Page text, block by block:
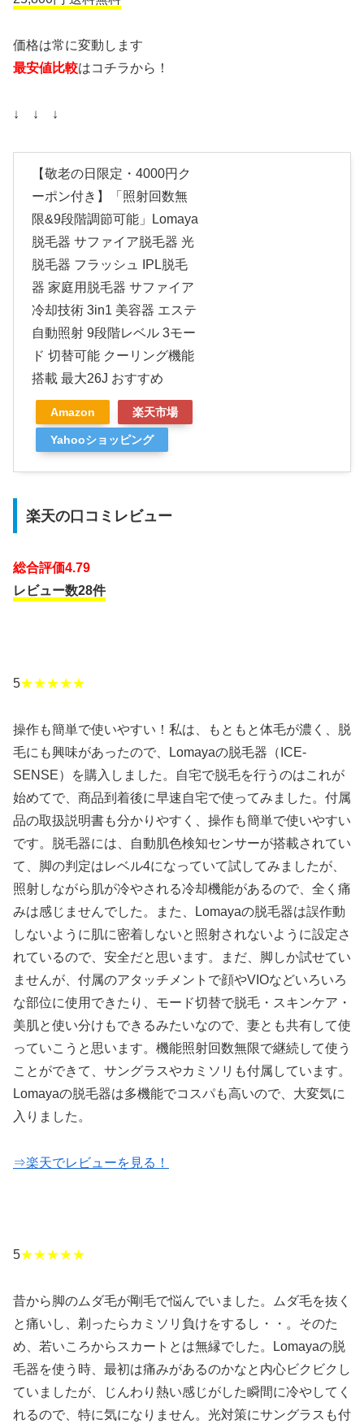
価格は常に変動します
最安値比較はコチラから！
↓ ↓ ↓
【敬老の日限定・4000円ク
ーポン付き】「照射回数無
限&9段階調節可能」Lomaya
脱毛器 サファイア脱毛器 光
脱毛器 フラッシュ IPL脱毛
器 家庭用脱毛器 サファイア
冷却技術 3in1 美容器 エステ
自動照射 9段階レベル 3モー
ド 切替可能 クーリング機能
搭載 最大26J おすすめ
Amazon 楽天市場
Yahooショッピング
楽天の口コミレビュー
総合評価4.79
レビュー数28件
5★★★★★
操作も簡単で使いやすい！私は、もともと体毛が濃く、脱
毛にも興味があったので、Lomayaの脱毛器（ICE-
SENSE）を購入しました。自宅で脱毛を行うのはこれが
始めてで、商品到着後に早速自宅で使ってみました。付属
品の取扱説明書も分かりやすく、操作も簡単で使いやすい
です。脱毛器には、自動肌色検知センサーが搭載されてい
て、脚の判定はレベル4になっていて試してみましたが、
照射しながら肌が冷やされる冷却機能があるので、全く痛
みは感じませんでした。また、Lomayaの脱毛器は誤作動
しないように肌に密着しないと照射されないように設定さ
れているので、安全だと思います。まだ、脚しか試せてい
ませんが、付属のアタッチメントで顔やVIOなどいろいろ
な部位に使用できたり、モード切替で脱毛・スキンケア・
美肌と使い分けもできるみたいなので、妻とも共有して使
っていこうと思います。機能照射回数無限で継続して使う
ことができて、サングラスやカミソリも付属しています。
Lomayaの脱毛器は多機能でコスパも高いので、大変気に
入りました。
⇒楽天でレビューを見る！
5★★★★★
昔から脚のムダ毛が剛毛で悩んでいました。ムダ毛を抜く
と痛いし、剃ったらカミソリ負けをするし・・。そのた
め、若いころからスカートとは無縁でした。Lomayaの脱
毛器を使う時、最初は痛みがあるのかなと内心ビクビクし
ていましたが、じんわり熱い感じがした瞬間に冷やしてく
れるので、特に気になりません。光対策にサングラスも付